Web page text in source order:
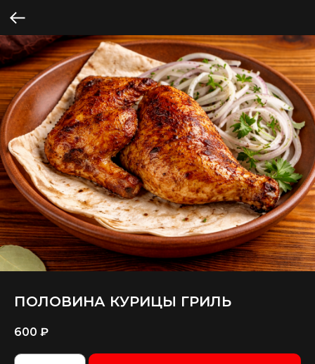
ПОЛОВИНА КУРИЦЫ ГРИЛЬ
600 ₽